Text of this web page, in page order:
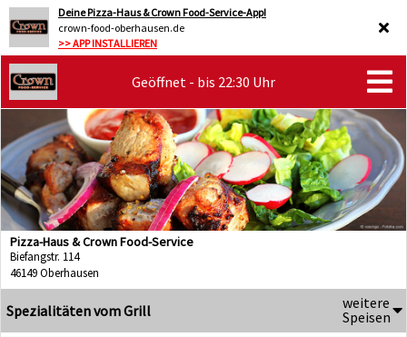
Deine Pizza-Haus & Crown Food-Service-App!
crown-food-oberhausen.de
>> APP INSTALLIEREN
Geöffnet - bis 22:30 Uhr
Pizza-Haus & Crown Food-Service
Biefangstr. 114
46149 Oberhausen
Spezialitäten vom Grill
weitere
Speisen